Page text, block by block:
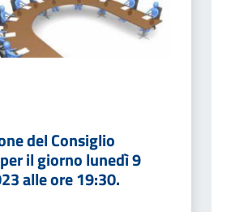
del Consiglio
il giorno lunedì 9
alle ore 19:30.